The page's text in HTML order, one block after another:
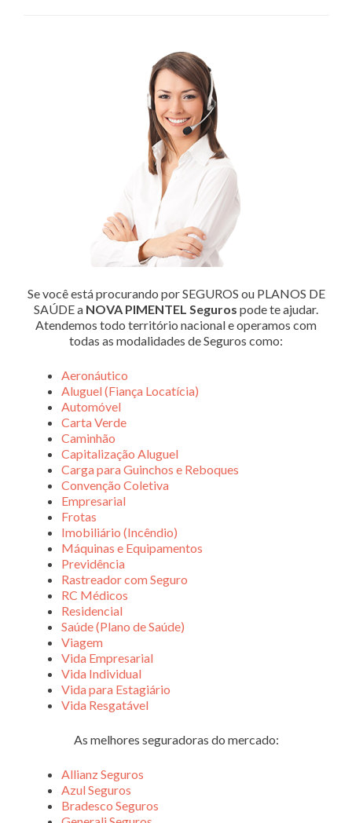
Se você está procurando por SEGUROS ou PLANOS DE
SAÚDE a NOVA PIMENTEL Seguros pode te ajudar.
Atendemos todo território nacional e operamos com
todas as modalidades de Seguros como:
Aeronáutico
Aluguel (Fiança Locatícia)
Automóvel
Carta Verde
Caminhão
Capitalização Aluguel
Carga para Guinchos e Reboques
Convenção Coletiva
Empresarial
Frotas
Imobiliário (Incêndio)
Máquinas e Equipamentos
Previdência
Rastreador com Seguro
RC Médicos
Residencial
Saúde (Plano de Saúde)
Viagem
Vida Empresarial
Vida Individual
Vida para Estagiário
Vida Resgatável
As melhores seguradoras do mercado:
Allianz Seguros
Azul Seguros
Bradesco Seguros